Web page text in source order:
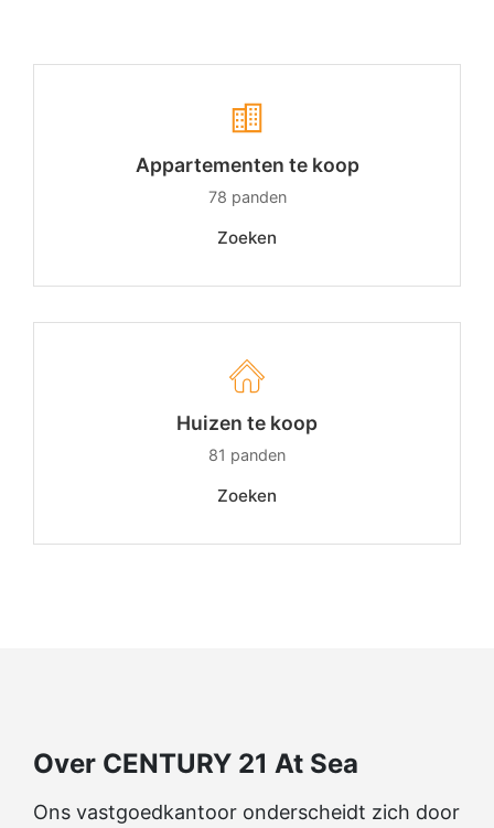
Appartementen te koop
78 panden
Zoeken
Huizen te koop
81 panden
Zoeken
Over CENTURY 21 At Sea
Ons vastgoedkantoor onderscheidt zich door